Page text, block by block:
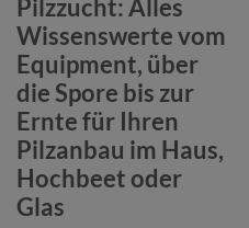
Pilzzucht: Alles
Wissenswerte vom
Equipment, über
die Spore bis zur
Ernte für Ihren
Pilzanbau im Haus,
Hochbeet oder
Glas